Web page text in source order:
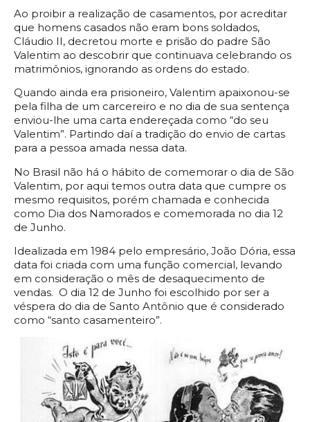
Ao proibir a realização de casamentos, por acreditar
que homens casados não eram bons soldados,
Cláudio II, decretou morte e prisão do padre São
Valentim ao descobrir que continuava celebrando os
matrimônios, ignorando as ordens do estado.
Quando ainda era prisioneiro, Valentim apaixonou-se
pela filha de um carcereiro e no dia de sua sentença
enviou-lhe uma carta endereçada como “do seu
Valentim”. Partindo daí a tradição do envio de cartas
para a pessoa amada nessa data.
No Brasil não há o hábito de comemorar o dia de São
Valentim, por aqui temos outra data que cumpre os
mesmo requisitos, porém chamada e conhecida
como Dia dos Namorados e comemorada no dia 12
de Junho.
Idealizada em 1984 pelo empresário, João Dória, essa
data foi criada com uma função comercial, levando
em consideração o mês de desaquecimento de
vendas. O dia 12 de Junho foi escolhido por ser a
véspera do dia de Santo Antônio que é considerado
como “santo casamenteiro”.